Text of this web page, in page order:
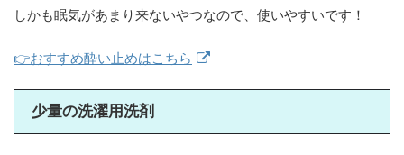
しかも眠気があまり来ないやつなので、使いやすいです！
👉おすすめ酔い止めはこちら
少量の洗濯用洗剤